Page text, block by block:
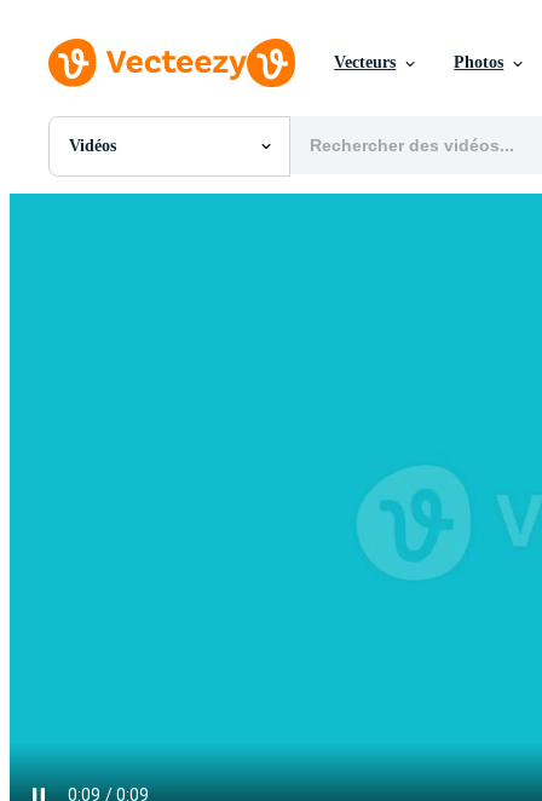
Vecteurs Photos
Vidéos
Toutes Images